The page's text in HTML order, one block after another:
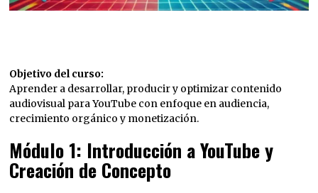
Objetivo del curso:
Aprender a desarrollar, producir y optimizar contenido
audiovisual para YouTube con enfoque en audiencia,
crecimiento orgánico y monetización.
Módulo 1: Introducción a YouTube y
Creación de Concepto